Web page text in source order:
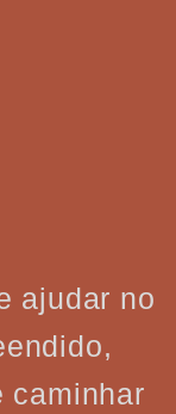
ajudar no
caminhar